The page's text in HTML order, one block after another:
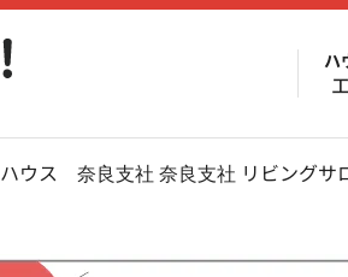
ハ
ウス　奈良支社 奈良支社 リビングサ